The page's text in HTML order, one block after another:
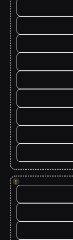
!